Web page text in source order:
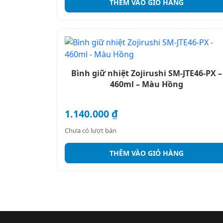
THÊM VÀO GIỎ HÀNG
Bình giữ nhiệt Zojirushi SM-JTE46-PX –
460ml – Màu Hồng
1.140.000₫
Chưa có lượt bán
THÊM VÀO GIỎ HÀNG